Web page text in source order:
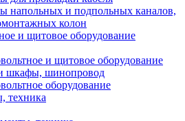
напольных и подпольных каналов,
колон
и щитовое оборудование
и щитовое оборудование
шкафы, шинопровод
оборудование
техника